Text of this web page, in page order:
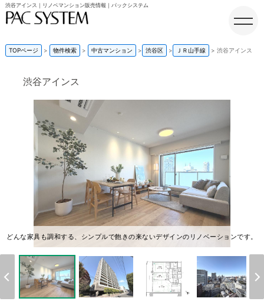
渋谷アインス｜リノベマンション販売情報｜パックシステム
TOPページ 物件検索 中古マンション 渋谷区 ＪＲ山手線 渋谷アインス
渋谷アインス
どんな家具も調和する、シンプルで飽きの来ないデザインのリノベーションです。